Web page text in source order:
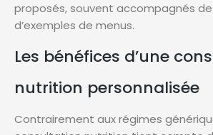
proposés, souvent accompagnés
d’exemples de menus.
Les bénéfices d’une
nutrition personnalisée
Contrairement aux régimes